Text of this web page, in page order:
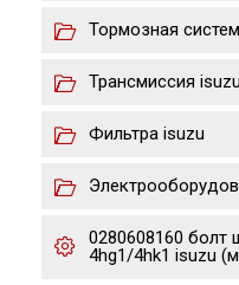
Тормозная
Трансмиссия isuzu
Фильтра isuzu
0280608160 болт
4hg1/4hk1 isuzu